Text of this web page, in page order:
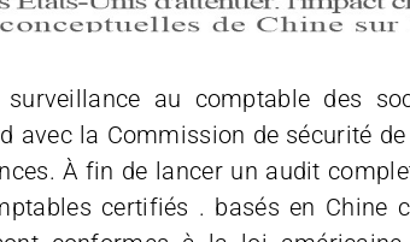
au comptable des
avec la Commission de sécurité
À fin de lancer un audit
certifiés . basés en Chine